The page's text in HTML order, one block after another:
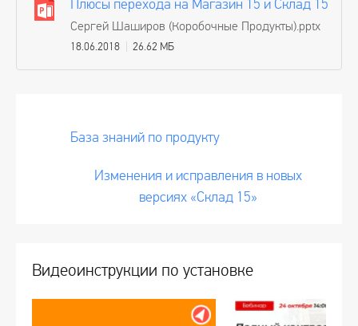
Плюсы перехода на Магазин 15 и Склад 15
Сергей Шаширов (Коробочные Продукты).pptx
18.06.2018 26.62 МБ
База знаний по продукту
Изменения и исправления в новых
версиях «Склад 15»
Видеоинструкции по установке